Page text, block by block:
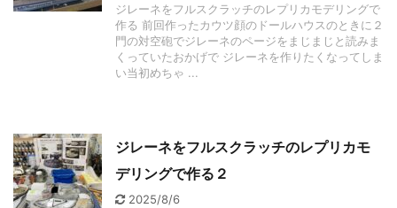
ジレーネをフルスクラッチのレプリカモデリングで
作る 前回作ったカウツ顔のドールハウスのときに２
門の対空砲でジレーネのページをまじまじと読みま
くっていたおかげで ジレーネを作りたくなってしま
い当初めちゃ ...
ジレーネをフルスクラッチのレプリカモ
デリングで作る２
2025/8/6